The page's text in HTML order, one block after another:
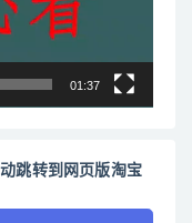
01:37
跳转到网页版淘宝